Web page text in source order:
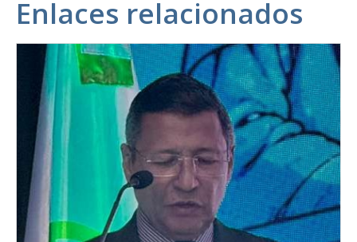
Enlaces relacionados